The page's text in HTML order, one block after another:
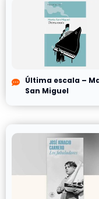
Última escala –
San Miguel